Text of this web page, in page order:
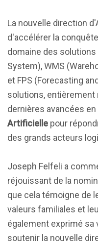
La nouvelle direction
d'accélérer la
domaine des
System), WMS
et FPS (Forecasting
solutions,
dernières avancées
Artificielle pour
des grands acteurs
Joseph Felfeli a
réjouissant de la
que cela témoigne de
valeurs familiales et
également exprimé sa
soutenir la nouvelle